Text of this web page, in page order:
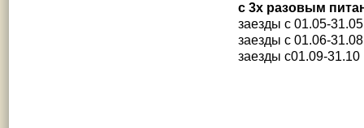
с 3х разовым
заезды с 01.05-31.05
заезды с 01.06-31.08
заезды с01.09-31.10